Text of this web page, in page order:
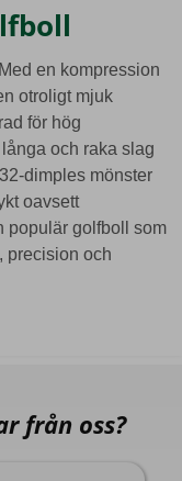
en kompression
otroligt mjuk
för hög
och raka slag
dimples mönster
oavsett
populär golfboll som
precision och
från oss?